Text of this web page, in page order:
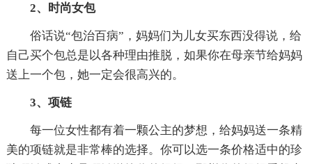
2、时尚女包
俗话说“包治百病”，妈妈们为儿女买东西没得说，给
自己买个包总是以各种理由推脱，如果你在母亲节给妈妈
送上一个包，她一定会很高兴的。
3、项链
每一位女性都有着一颗公主的梦想，给妈妈送一条精
美的项链就是非常棒的选择。你可以选一条价格适中的珍